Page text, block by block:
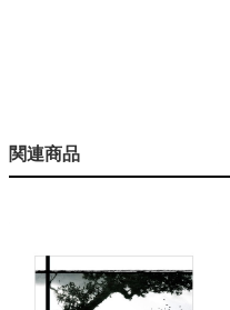
関連商品